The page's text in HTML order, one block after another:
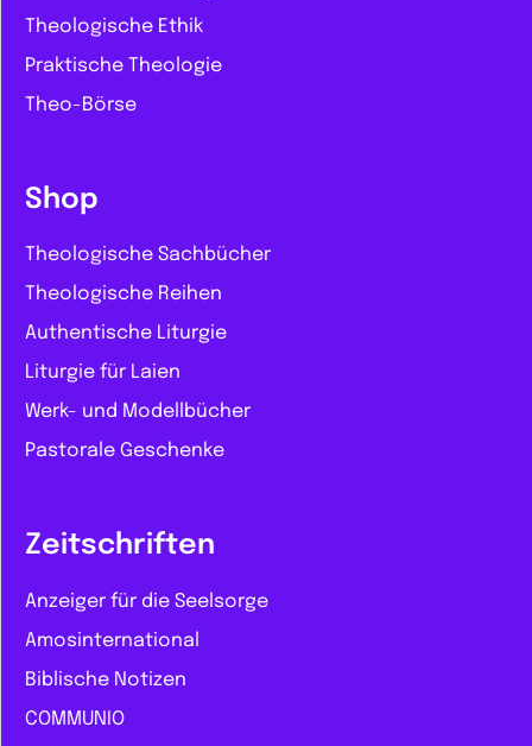
Theologische Ethik
Praktische Theologie
Theo-Börse
Shop
Theologische Sachbücher
Theologische Reihen
Authentische Liturgie
Liturgie für Laien
Werk- und Modellbücher
Pastorale Geschenke
Zeitschriften
Anzeiger für die Seelsorge
Amosinternational
Biblische Notizen
COMMUNIO